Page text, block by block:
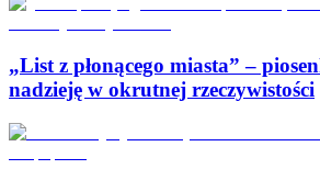
„List z płonącego miasta” –
nadzieję w okrutnej rzeczywistości